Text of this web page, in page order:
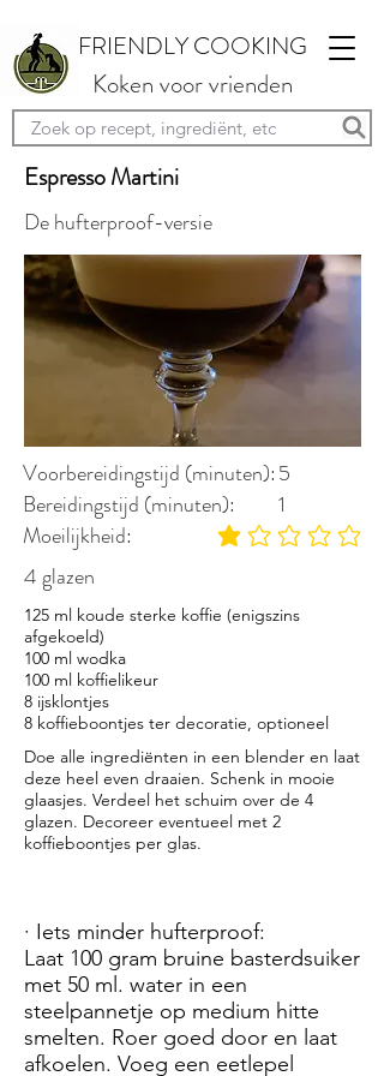
FRIENDLY COOKING
Koken voor vrienden
Espresso Martini
Doe alle ingrediënten in een blender en laat
deze heel even draaien. Schenk in mooie
glaasjes. Verdeel het schuim over de 4
glazen. Decoreer eventueel met 2
koffieboontjes per glas.
De hufterproof-versie
125 ml koude sterke koffie (enigszins
afgekoeld)
100 ml wodka
100 ml koffielikeur
8 ijsklontjes
8 koffieboontjes ter decoratie, optioneel
· Iets minder hufterproof:
Laat 100 gram bruine basterdsuiker
met 50 ml. water in een
steelpannetje op medium hitte
smelten. Roer goed door en laat
afkoelen. Voeg een eetlepel
4 glazen
gemiddelde waardering
5
1
Voorbereidingstijd (minuten):
Bereidingstijd (minuten):
Moeilijkheid: